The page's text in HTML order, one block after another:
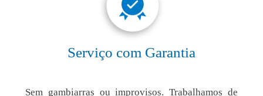
Serviço com Garantia
Sem gambiarras ou improvisos. Trabalhamos de